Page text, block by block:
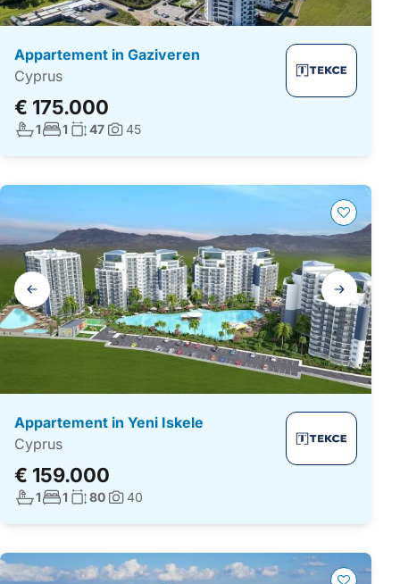
Appartement in Gaziveren
Cyprus
€ 175.000
Aantal badkamers:
1Aantal slaapkamers:
1 Woonoppervlakte:
47 Foto's:
45
Galerij
navigatie
Appartement in Yeni Iskele
Cyprus
€ 159.000
Aantal badkamers:
1Aantal slaapkamers:
1 Woonoppervlakte:
80Foto's:
40